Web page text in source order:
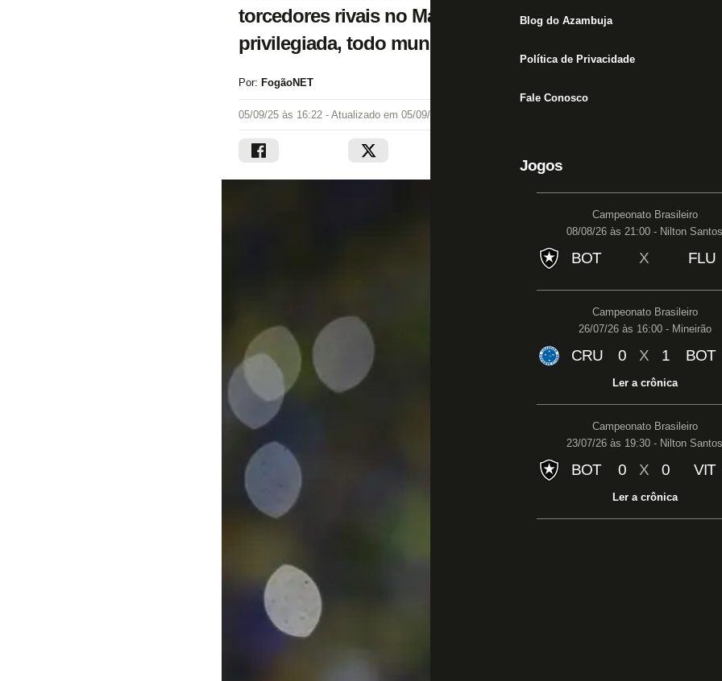
Blog do Azambuja
Política de Privacidade
Fale Conosco
Jogos
Campeonato Brasileiro
08/08/26 às 21:00 - Nilton Santos
BOT X FLU
Campeonato Brasileiro
26/07/26 às 16:00 - Mineirão
CRU 0 X 1 BOT
Ler a crônica
Campeonato Brasileiro
23/07/26 às 19:30 - Nilton Santos
BOT 0 X 0 VIT
Ler a crônica
torcedores rivais no Maracanã: ‘Não só a torcida do
privilegiada, todo mundo quer ver esse cara’
Por: FogãoNET
05/09/25 às 16:22 - Atualizado em 05/09/25 às 16:22